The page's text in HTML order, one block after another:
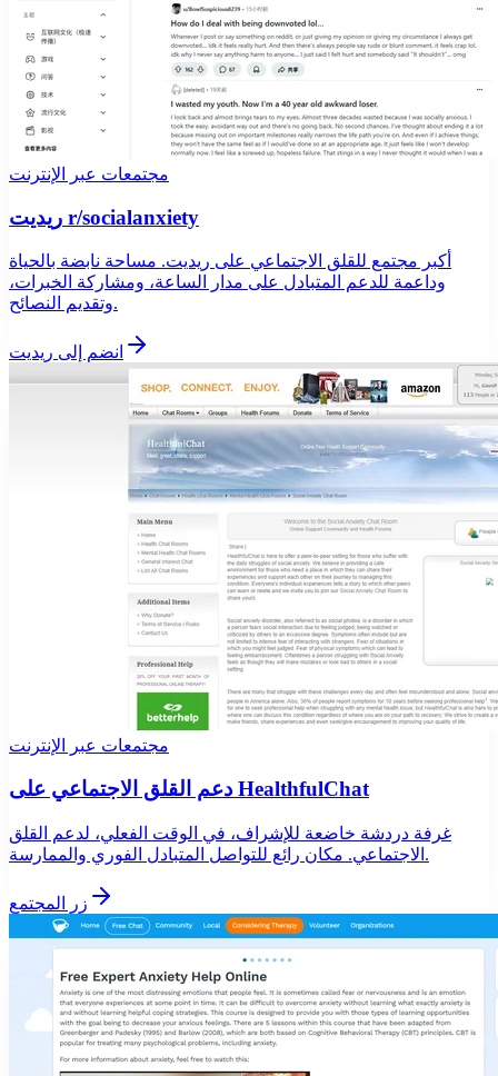
مجتمعات عبر الإنترنت
ريديت r/socialanxiety
أكبر مجتمع للقلق الاجتماعي على ريديت. مساحة نابضة بالحياة
وداعمة للدعم المتبادل على مدار الساعة، ومشاركة الخبرات،
وتقديم النصائح.
انضم إلى ريديت
مجتمعات عبر الإنترنت
دعم القلق الاجتماعي على HealthfulChat
غرفة دردشة خاضعة للإشراف، في الوقت الفعلي، لدعم القلق
الاجتماعي. مكان رائع للتواصل المتبادل الفوري والممارسة.
زر المجتمع